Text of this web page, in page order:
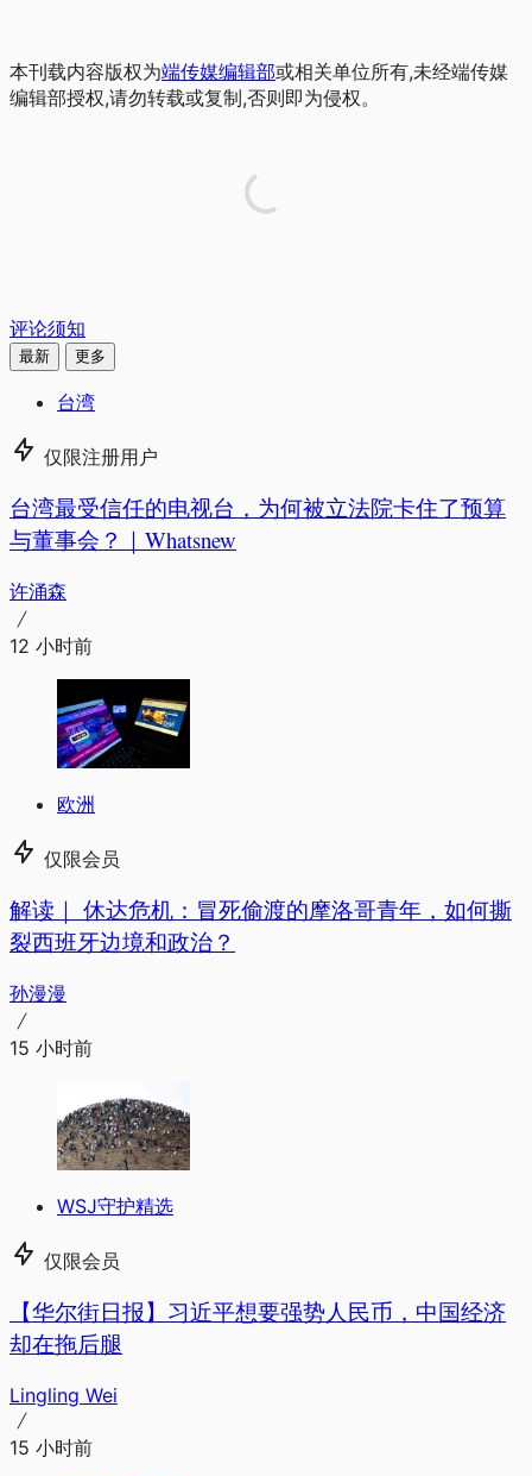
本刊载内容版权为端传媒编辑部或相关单位所有,未经端传媒
编辑部授权,请勿转载或复制,否则即为侵权。
评论须知
最新 更多
台湾
仅限注册用户
台湾最受信任的电视台，为何被立法院卡住了预算
与董事会？｜Whatsnew
许涌森
12 小时前
欧洲
仅限会员
解读｜ 休达危机：冒死偷渡的摩洛哥青年，如何撕
裂西班牙边境和政治？
孙漫漫
15 小时前
WSJ守护精选
仅限会员
【华尔街日报】习近平想要强势人民币，中国经济
却在拖后腿
Lingling Wei
15 小时前